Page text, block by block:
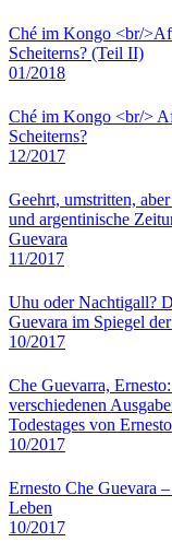
Ché im Kongo <br/
Scheiterns? (Teil II)
01/2018
Ché im Kongo <br/>
Scheiterns?
12/2017
Geehrt, umstritten,
und argentinische
Guevara
11/2017
Uhu oder Nachtigall?
Guevara im Spiegel
10/2017
Che Guevarra,
verschiedenen
Todestages von
10/2017
Ernesto Che Guevara
Leben
10/2017